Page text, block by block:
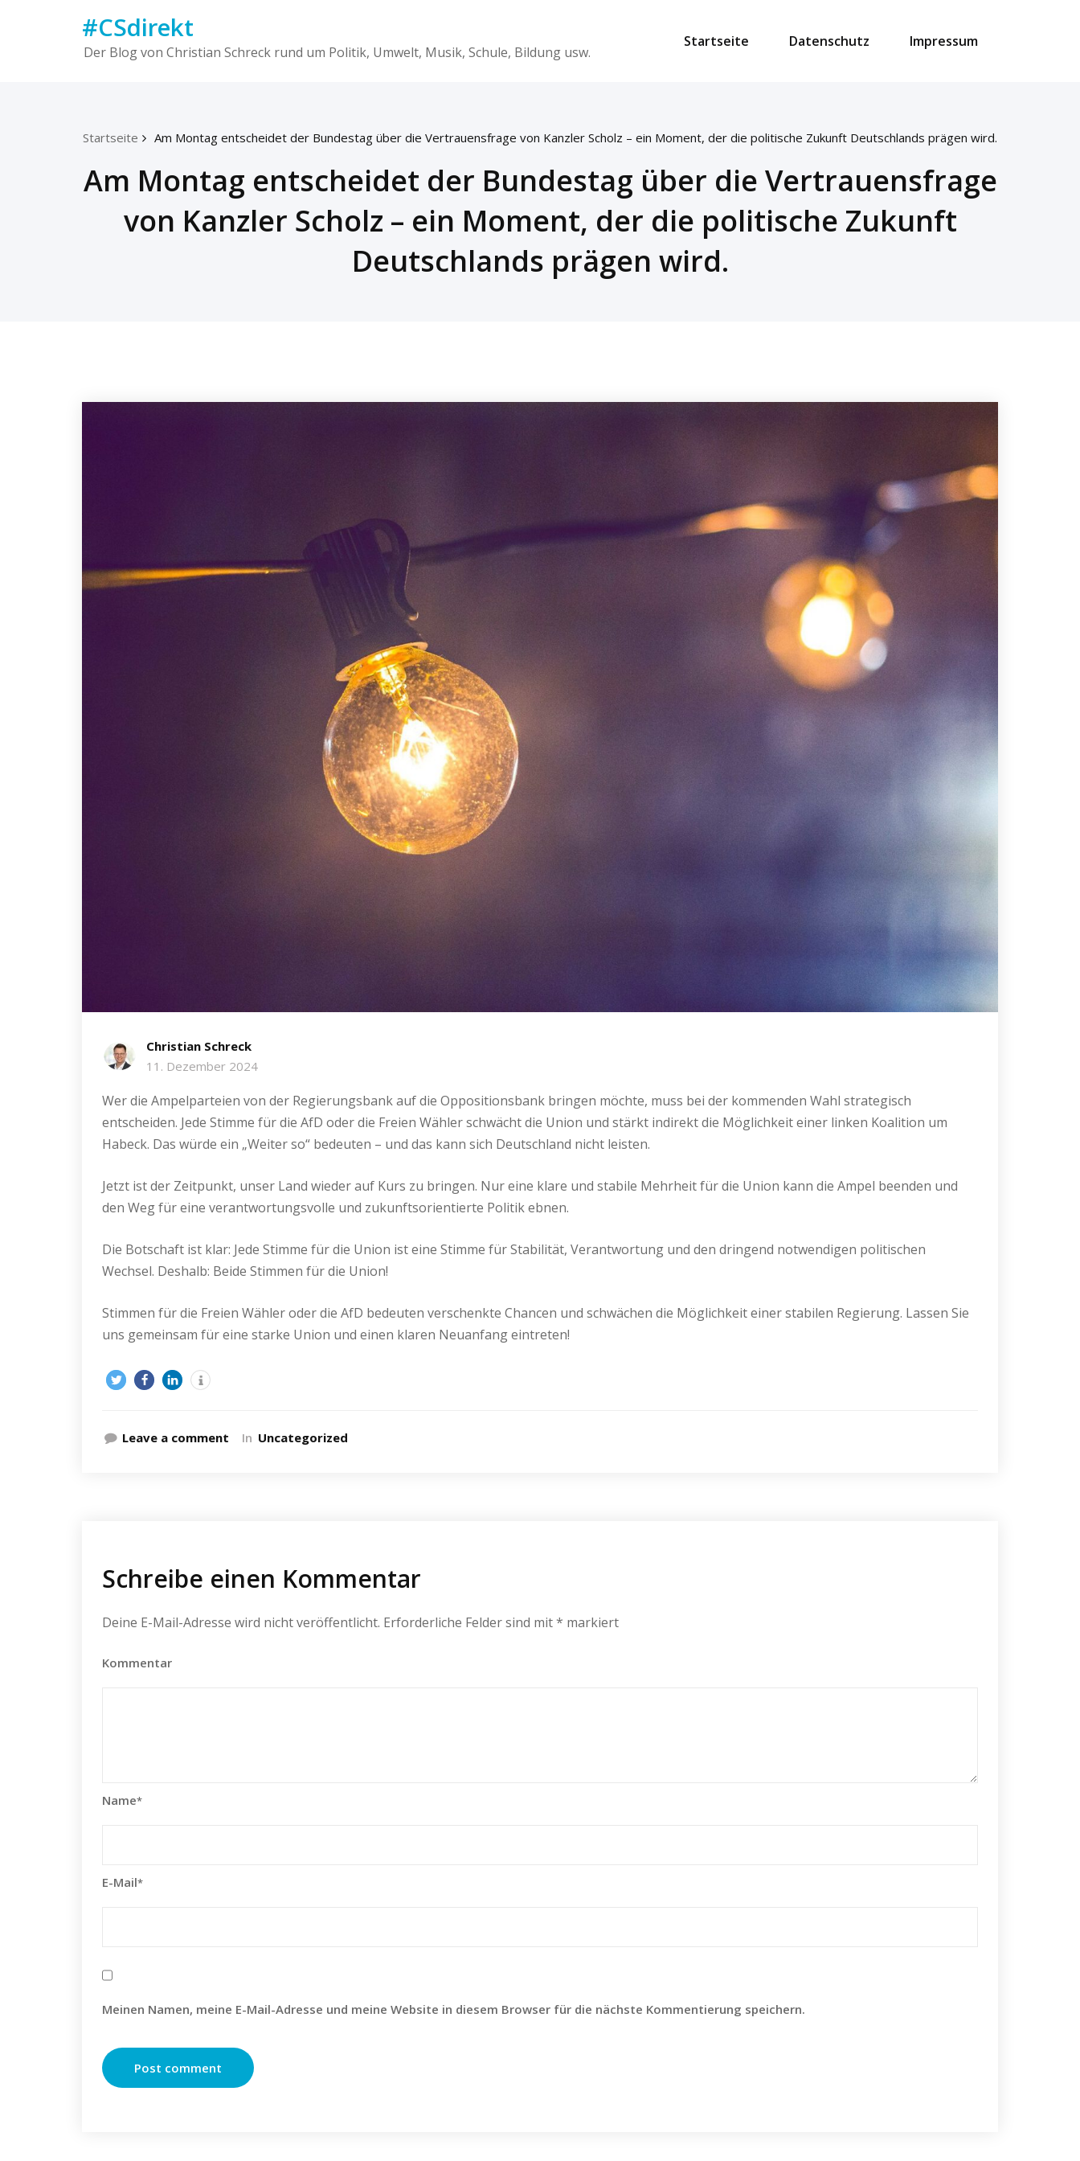
#CSdirekt
Der Blog von Christian Schreck rund um Politik, Umwelt, Musik, Schule, Bildung usw.
Startseite Datenschutz Impressum
Startseite Am Montag entscheidet der Bundestag über die Vertrauensfrage von Kanzler Scholz – ein Moment, der die politische Zukunft Deutschlands prägen wird.
Am Montag entscheidet der Bundestag über die Vertrauensfrage
von Kanzler Scholz – ein Moment, der die politische Zukunft
Deutschlands prägen wird.
Christian Schreck
11. Dezember 2024
Wer die Ampelparteien von der Regierungsbank auf die Oppositionsbank bringen möchte, muss bei der kommenden Wahl strategisch
entscheiden. Jede Stimme für die AfD oder die Freien Wähler schwächt die Union und stärkt indirekt die Möglichkeit einer linken Koalition um
Habeck. Das würde ein „Weiter so“ bedeuten – und das kann sich Deutschland nicht leisten.
Jetzt ist der Zeitpunkt, unser Land wieder auf Kurs zu bringen. Nur eine klare und stabile Mehrheit für die Union kann die Ampel beenden und
den Weg für eine verantwortungsvolle und zukunftsorientierte Politik ebnen.
Die Botschaft ist klar: Jede Stimme für die Union ist eine Stimme für Stabilität, Verantwortung und den dringend notwendigen politischen
Wechsel. Deshalb: Beide Stimmen für die Union!
Stimmen für die Freien Wähler oder die AfD bedeuten verschenkte Chancen und schwächen die Möglichkeit einer stabilen Regierung. Lassen Sie
uns gemeinsam für eine starke Union und einen klaren Neuanfang eintreten!
Leave a comment In Uncategorized
Schreibe einen Kommentar
Deine E-Mail-Adresse wird nicht veröffentlicht. Erforderliche Felder sind mit* markiert
Kommentar
Name*
E-Mail*
Meinen Namen, meine E-Mail-Adresse und meine Website in diesem Browser für die nächste Kommentierung speichern.